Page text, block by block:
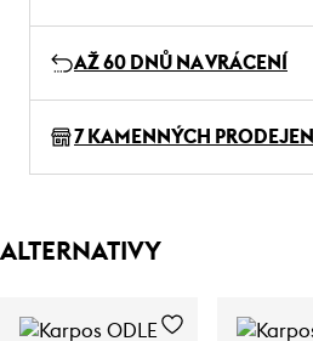
AŽ 60 DNŮ NA VRÁCENÍ
7 KAMENNÝCH PRODEJEN
ALTERNATIVY